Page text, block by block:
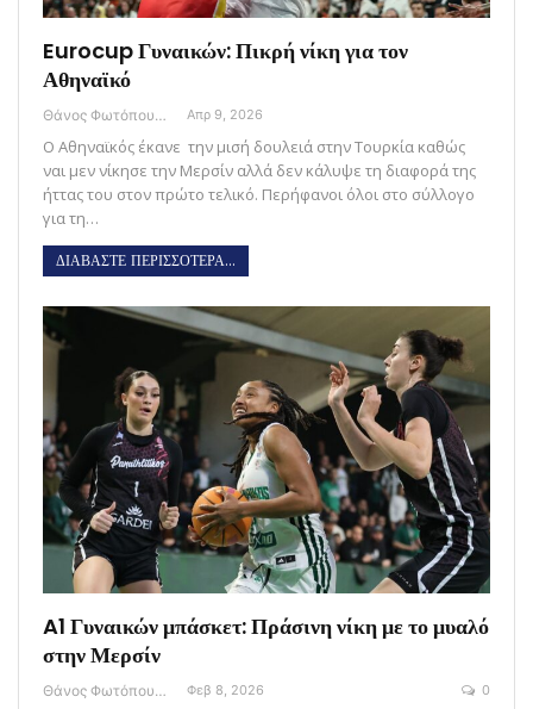
Eurocup Γυναικών: Πικρή νίκη για τον
Αθηναϊκό
Θάνος Φωτόπουλος Απρ 9, 2026
Ο Αθηναϊκός έκανε την μισή δουλειά στην Τουρκία καθώς
ναι μεν νίκησε την Μερσίν αλλά δεν κάλυψε τη διαφορά της
ήττας του στον πρώτο τελικό. Περήφανοι όλοι στο σύλλογο
για τη…
ΔΙΑΒΑΣΤΕ ΠΕΡΙΣΣΟΤΕΡΑ...
A1 Γυναικών μπάσκετ: Πράσινη νίκη με το μυαλό
στην Μερσίν
Θάνος Φωτόπουλος Φεβ 8, 2026 0